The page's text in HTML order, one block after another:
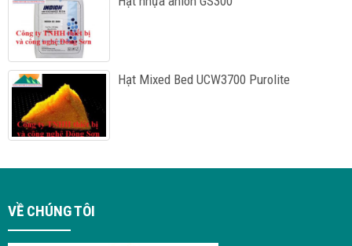
Hạt Mixed Bed UCW3700 Purolite
VỀ CHÚNG TÔI